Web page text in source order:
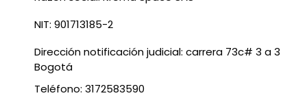
NIT: 901713185-2
Dirección notificación judicial: carrera 73c# 3 a 3
Bogotá
Teléfono: 3172583590